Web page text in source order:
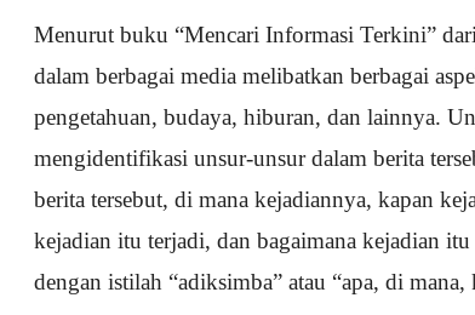
Menurut buku “Mencari Informasi Terkini”
dalam berbagai media melibatkan berbagai
pengetahuan, budaya, hiburan, dan lainnya.
mengidentifikasi unsur-unsur dalam berita
berita tersebut, di mana kejadiannya, kapan
kejadian itu terjadi, dan bagaimana kejadian
dengan istilah “adiksimba” atau “apa, di